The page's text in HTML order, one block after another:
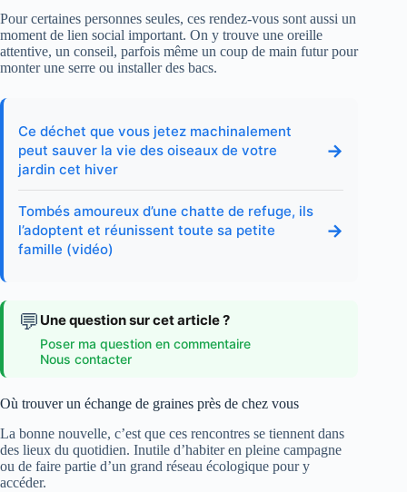
Pour certaines personnes seules, ces rendez‑vous sont aussi un
moment de lien social important. On y trouve une oreille
attentive, un conseil, parfois même un coup de main futur pour
monter une serre ou installer des bacs.
Ce déchet que vous jetez machinalement
peut sauver la vie des oiseaux de votre
jardin cet hiver
→
Tombés amoureux d’une chatte de refuge, ils
l’adoptent et réunissent toute sa petite
famille (vidéo)
→
💬 Une question sur cet article ?
Poser ma question en commentaire
Nous contacter
Où trouver un échange de graines près de chez vous
La bonne nouvelle, c’est que ces rencontres se tiennent dans
des lieux du quotidien. Inutile d’habiter en pleine campagne
ou de faire partie d’un grand réseau écologique pour y
accéder.